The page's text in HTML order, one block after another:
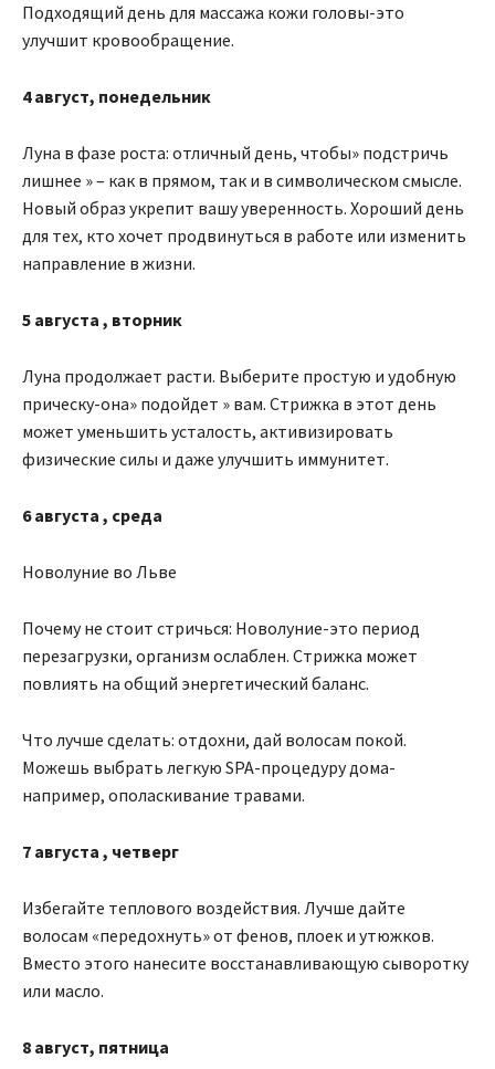
Подходящий день для массажа кожи головы-это
улучшит кровообращение.
4 август, понедельник
Луна в фазе роста: отличный день, чтобы» подстричь
лишнее » – как в прямом, так и в символическом смысле.
Новый образ укрепит вашу уверенность. Хороший день
для тех, кто хочет продвинуться в работе или изменить
направление в жизни.
5 августа , вторник
Луна продолжает расти. Выберите простую и удобную
прическу-она» подойдет » вам. Стрижка в этот день
может уменьшить усталость, активизировать
физические силы и даже улучшить иммунитет.
6 августа , среда
Новолуние во Льве
Почему не стоит стричься: Новолуние-это период
перезагрузки, организм ослаблен. Стрижка может
повлиять на общий энергетический баланс.
Что лучше сделать: отдохни, дай волосам покой.
Можешь выбрать легкую SPA-процедуру дома-
например, ополаскивание травами.
7 августа , четверг
Избегайте теплового воздействия. Лучше дайте
волосам «передохнуть» от фенов, плоек и утюжков.
Вместо этого нанесите восстанавливающую сыворотку
или масло.
8 август, пятница